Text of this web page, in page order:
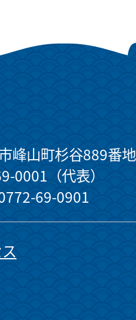
峰山町杉谷889番地
0001（代表）
69-0901